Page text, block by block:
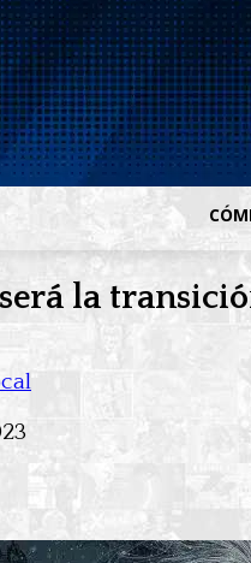
la